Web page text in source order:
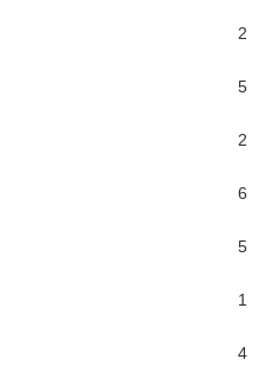
2
5
2
6
5
1
4